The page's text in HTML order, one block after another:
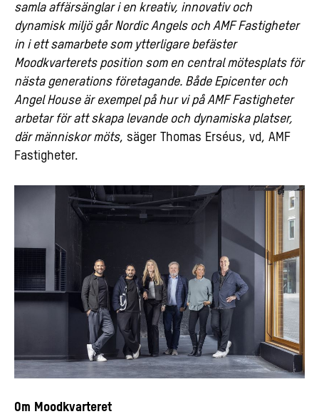
samla affärsänglar i en kreativ, innovativ och
dynamisk miljö går Nordic Angels och AMF Fastigheter
in i ett samarbete som ytterligare befäster
Moodkvarterets position som en central mötesplats för
nästa generations företagande. Både Epicenter och
Angel House är exempel på hur vi på AMF Fastigheter
arbetar för att skapa levande och dynamiska platser,
där människor möts, säger Thomas Erséus, vd, AMF
Fastigheter.
Om Moodkvarteret